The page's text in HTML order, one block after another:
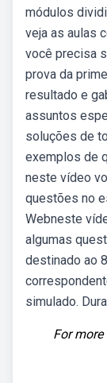
módulos
veja as aulas
você precisa
prova da
resultado e
assuntos
soluções de
exemplos de
neste vídeo
questões no
Webneste
algumas
destinado ao
simulado.
For